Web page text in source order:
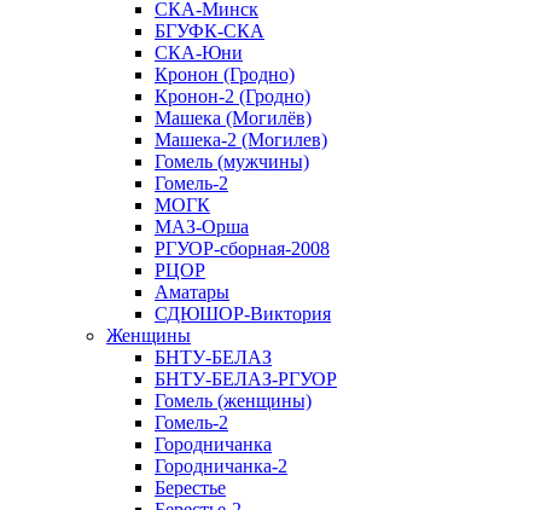
СКА-Минск
БГУФК-СКА
СКА-Юни
Кронон (Гродно)
Кронон-2 (Гродно)
Машека (Могилёв)
Машека-2 (Могилев)
Гомель (мужчины)
Гомель-2
МОГК
МАЗ-Орша
РГУОР-сборная-2008
РЦОР
Аматары
СДЮШОР-Виктория
Женщины
БНТУ-БЕЛАЗ
БНТУ-БЕЛАЗ-РГУОР
Гомель (женщины)
Гомель-2
Городничанка
Городничанка-2
Берестье